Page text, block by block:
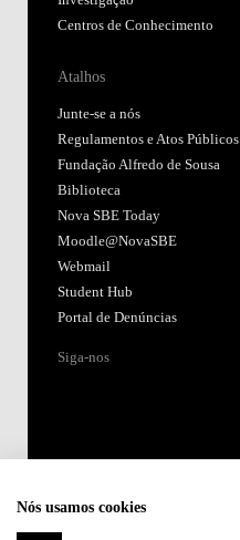
Centros de Conhecimento
Atalhos
Junte-se a nós
Regulamentos e Atos Públicos
Fundação Alfredo de Sousa
Biblioteca
Nova SBE Today
Moodle@NovaSBE
Webmail
Student Hub
Portal de Denúncias
Siga-nos
Nós usamos cookies